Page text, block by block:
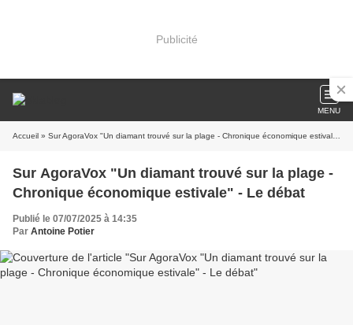
Publicité
MENU
Accueil » Sur AgoraVox "Un diamant trouvé sur la plage - Chronique économique estivale" - Le débat
Sur AgoraVox "Un diamant trouvé sur la plage -
Chronique économique estivale" - Le débat
Publié le 07/07/2025 à 14:35
Par Antoine Potier